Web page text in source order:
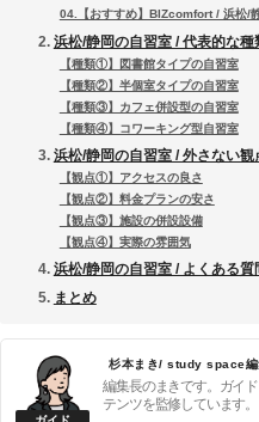
04.【おすすめ】BIZcomfort / 浜松/
浜松/静岡の自習室 / 代表的な種
【種類①】図書館タイプの自習室
【種類②】半個室タイプの自習室
【種類③】カフェ併設型の自習室
【種類④】コワーキング型自習室
浜松/静岡の自習室 / 外さない観
【観点①】アクセスの良さ
【観点②】料金プランの安さ
【観点③】施設の併設設備
【観点④】実際の雰囲気
浜松/静岡の自習室 / よくある質
まとめ
杉本まき/ study space編
編集長のまきです。ガイ
テンツを監修しています。